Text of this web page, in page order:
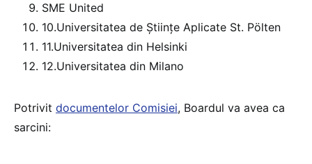
SME United
10.Universitatea de Științe Aplicate St. Pölten
11.Universitatea din Helsinki
12.Universitatea din Milano
Potrivit documentelor Comisiei, Boardul va avea ca
sarcini: